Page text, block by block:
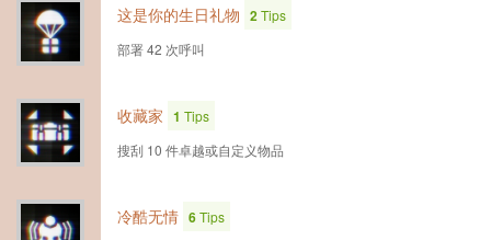
这是你的生日礼物 2Tips
部署 42 次呼叫
收藏家 1 Tips
搜刮 10 件卓越或自定义物品
冷酷无情 6Tips